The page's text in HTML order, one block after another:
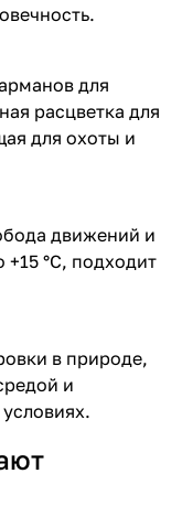
для
расцветка для
для охоты и
движений и
°C, подходит
в природе,
и